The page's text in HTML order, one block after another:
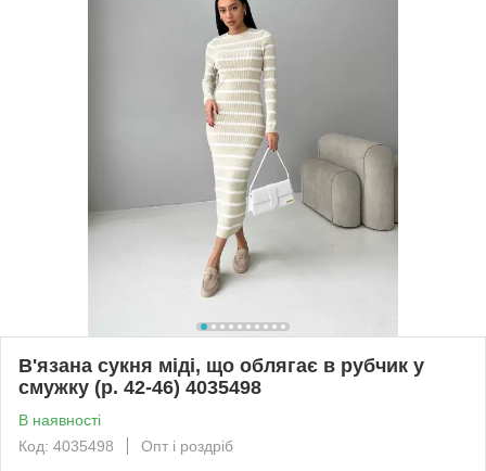
В'язана сукня міді, що облягає в рубчик у
смужку (р. 42-46) 4035498
В наявності
Код: 4035498
Опт і роздріб